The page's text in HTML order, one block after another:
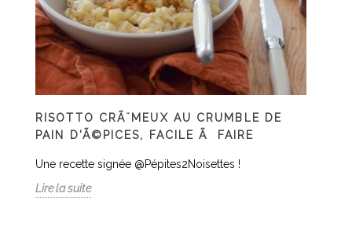
RISOTTO CRÃ¨MEUX AU CRUMBLE DE
PAIN D'Ã©PICES, FACILE Ã FAIRE
Une recette signée @Pépites2Noisettes !
Lire la suite